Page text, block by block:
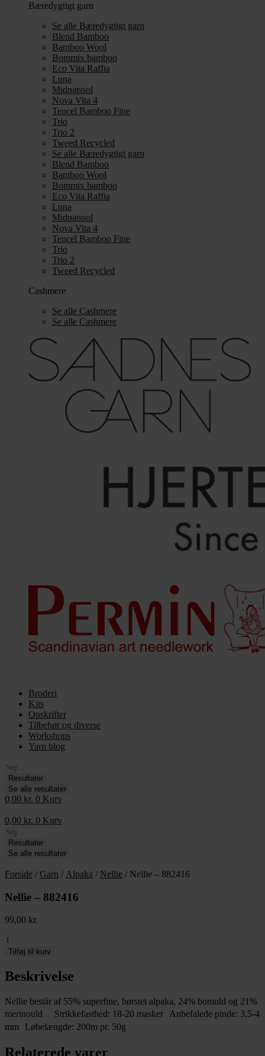
Bæredygtigt garn
Se alle Bæredygtigt garn
Blend Bamboo
Bamboo Wool
Bommix bamboo
Eco Vita Raffia
Luna
Midnatssol
Nova Vita 4
Tencel Bamboo Fine
Trio
Trio 2
Tweed Recycled
Se alle Bæredygtigt garn
Blend Bamboo
Bamboo Wool
Bommix bamboo
Eco Vita Raffia
Luna
Midnatssol
Nova Vita 4
Tencel Bamboo Fine
Trio
Trio 2
Tweed Recycled
Cashmere
Se alle Cashmere
Se alle Cashmere
Broderi
Kits
Opskrifter
Tilbehør og diverse
Workshops
Yarn blog
Search
...Resultater
Se alle resultater
0,00 kr. 0 Kurv
0,00 kr. 0 Kurv
Search
...Resultater
Se alle resultater
Forside / Garn / Alpaka / Nellie / Nellie – 882416
Nellie – 882416
99,00 kr.
Nellie
antal
Tilføj til kurv
Beskrivelse
Nellie består af 55% superfine, børstet alpaka, 24% bomuld og 21%
merinould Strikkefasthed: 18-20 masker Anbefalede pinde: 3,5-4
mm Løbelængde: 200m pr. 50g
Relaterede varer